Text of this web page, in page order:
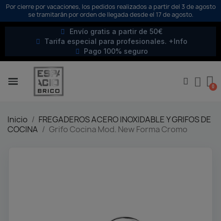
Por cierre por vacaciones, los pedidos realizados a partir del 3 de agosto
se tramitarán por orden de llegada desde el 17 de agosto.
Envío gratis a partir de 50€
Tarifa especial para profesionales. +Info
Pago 100% seguro
Inicio
FREGADEROS ACERO INOXIDABLE Y GRIFOS DE
COCINA
Grifo Cocina Mod. New Forma Cromo